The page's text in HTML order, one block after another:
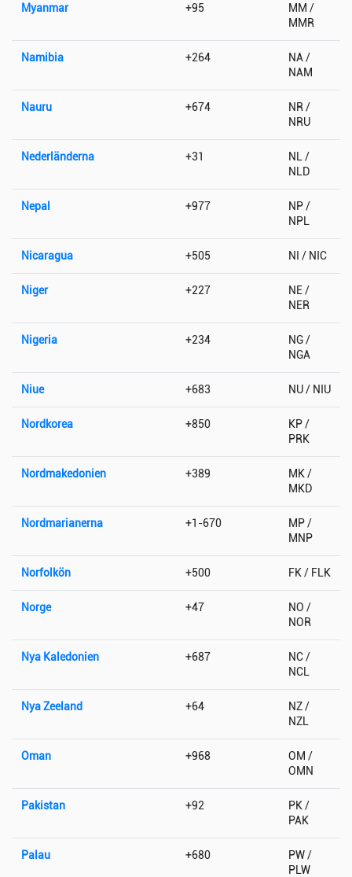
Myanmar +95
MM /
MMR
Namibia +264
NA /
NAM
Nauru +674
NR /
NRU
Nederländerna +31
NL /
NLD
Nepal +977
NP /
NPL
Nicaragua +505 NI / NIC
Niger +227
NE /
NER
Nigeria +234
NG /
NGA
Niue +683 NU / NIU
Nordkorea +850
KP /
PRK
Nordmakedonien +389
MK /
MKD
Nordmarianerna +1-670
MP /
MNP
Norfolkön +500 FK / FLK
Norge +47
NO /
NOR
Nya Kaledonien +687
NC /
NCL
Nya Zeeland +64
NZ /
NZL
Oman +968
OM /
OMN
Pakistan +92
PK /
PAK
Palau +680
PW /
PLW